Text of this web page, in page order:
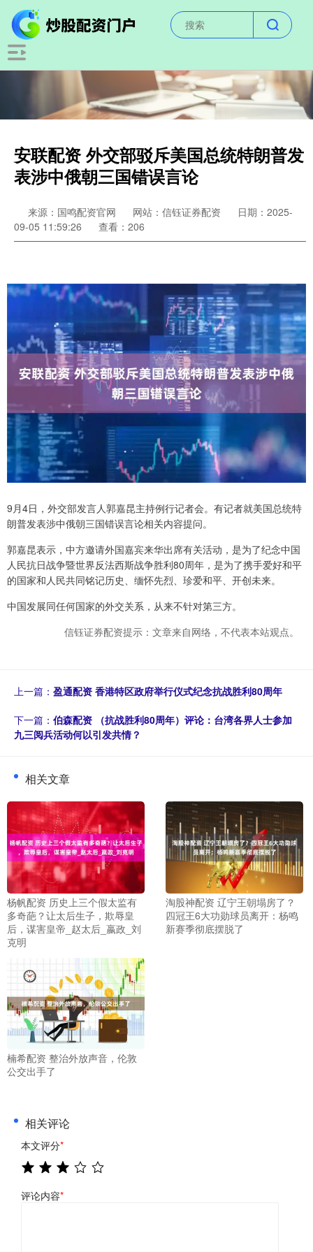
安联配资 外交部驳斥美国总统特朗普发
表涉中俄朝三国错误言论
来源：国鸣配资官网 网站：信钰证券配资
日期：2025-
09-05 11:59:26
查看：206
9月4日，外交部发言人郭嘉昆主持例行记者会。有记者就美国总统特
朗普发表涉中俄朝三国错误言论相关内容提问。
郭嘉昆表示，中方邀请外国嘉宾来华出席有关活动，是为了纪念中国
人民抗日战争暨世界反法西斯战争胜利80周年，是为了携手爱好和平
的国家和人民共同铭记历史、缅怀先烈、珍爱和平、开创未来。
中国发展同任何国家的外交关系，从来不针对第三方。
信钰证券配资提示：文章来自网络，不代表本站观点。
上一篇： 盈通配资 香港特区政府举行仪式纪念抗战胜利80周年
下一篇： 伯森配资 （抗战胜利80周年）评论：台湾各界人士参加
九三阅兵活动何以引发共情？
相关文章
杨帆配资 历史上三个假太监有
多奇葩？让太后生子，欺辱皇
后，谋害皇帝_赵太后_嬴政_刘
克明
淘股神配资 辽宁王朝塌房了？
四冠王6大功勋球员离开：杨鸣
新赛季彻底摆脱了
楠希配资 整治外放声音，伦敦
公交出手了
相关评论
本文评分*
评论内容*